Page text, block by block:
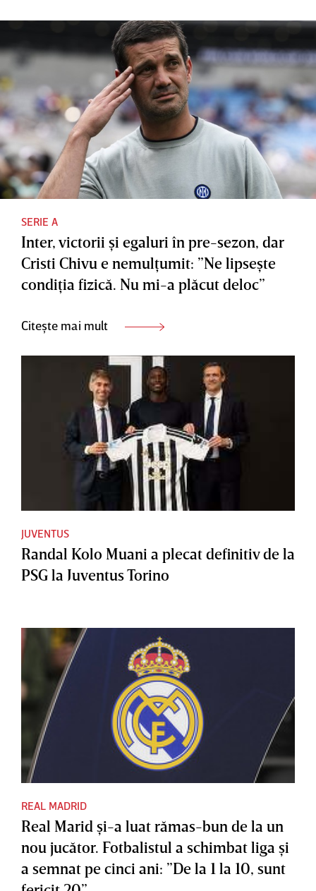
SERIE A
Inter, victorii şi egaluri în pre-sezon, dar
Cristi Chivu e nemulţumit: ”Ne lipseşte
condiţia fizică. Nu mi-a plăcut deloc”
Citește mai mult
JUVENTUS
Randal Kolo Muani a plecat definitiv de la
PSG la Juventus Torino
REAL MADRID
Real Marid şi-a luat rămas-bun de la un
nou jucător. Fotbalistul a schimbat liga şi
a semnat pe cinci ani: ”De la 1 la 10, sunt